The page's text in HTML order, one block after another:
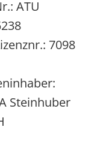
ATU
7098
Steinhuber